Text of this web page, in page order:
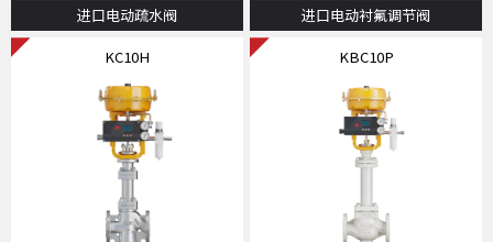
进口电动疏水阀
进口电动衬氟调节阀
KC10H
KBC10P